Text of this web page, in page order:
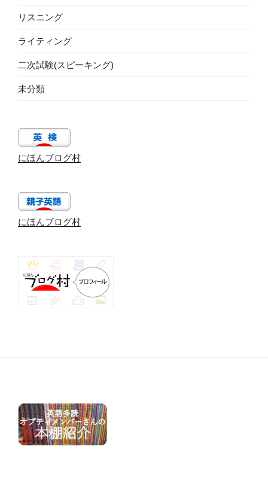
リスニング
ライティング
二次試験(スピーキング)
未分類
にほんブログ村
にほんブログ村